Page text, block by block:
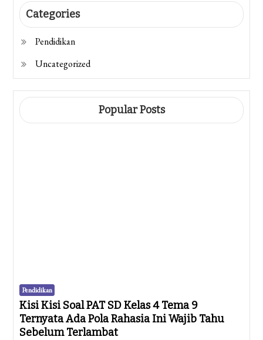
Categories
Pendidikan
Uncategorized
Popular Posts
Pendidikan
Kisi Kisi Soal PAT SD Kelas 4 Tema 9
Ternyata Ada Pola Rahasia Ini Wajib Tahu
Sebelum Terlambat